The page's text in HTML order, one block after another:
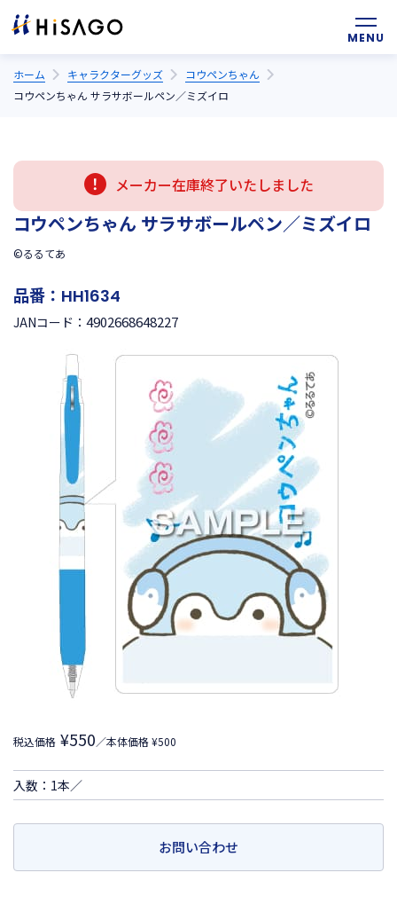
ホーム キャラクターグッズ
コウペンちゃん
コウペンちゃん サラサボールペン／ミズイロ
メーカー在庫終了いたしました
コウペンちゃん サラサボールペン／ミズイロ
©るるてあ
品番： HH1634
JANコード： 4902668648227
税込価格 ¥550／本体価格 ¥500
入数：1本／
お問い合わせ